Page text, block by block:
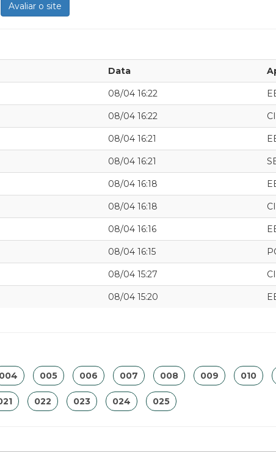
Avaliar o site
Data
08/04 16:22
08/04 16:22
08/04 16:21
08/04 16:21
08/04 16:18
08/04 16:18
08/04 16:16
08/04 16:15
08/04 15:27
08/04 15:20
004 005 006 007 008 009 010
022 023 024 025